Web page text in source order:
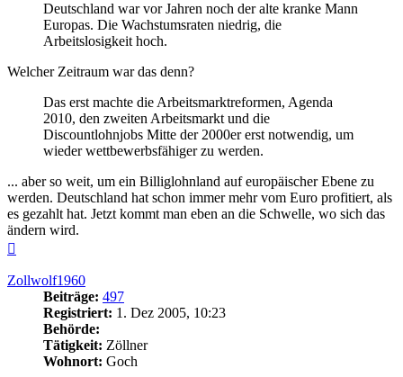
Deutschland war vor Jahren noch der alte kranke Mann
Europas. Die Wachstumsraten niedrig, die
Arbeitslosigkeit hoch.
Welcher Zeitraum war das denn?
Das erst machte die Arbeitsmarktreformen, Agenda
2010, den zweiten Arbeitsmarkt und die
Discountlohnjobs Mitte der 2000er erst notwendig, um
wieder wettbewerbsfähiger zu werden.
... aber so weit, um ein Billiglohnland auf europäischer Ebene zu
werden. Deutschland hat schon immer mehr vom Euro profitiert, als
es gezahlt hat. Jetzt kommt man eben an die Schwelle, wo sich das
ändern wird.
Zollwolf1960
Beiträge: 497
Registriert: 1. Dez 2005, 10:23
Behörde:
Tätigkeit: Zöllner
Wohnort: Goch